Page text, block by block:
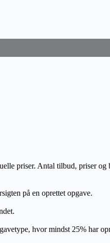
priser. Antal tilbud, priser
på en oprettet opgave.
hvor mindst 25% har